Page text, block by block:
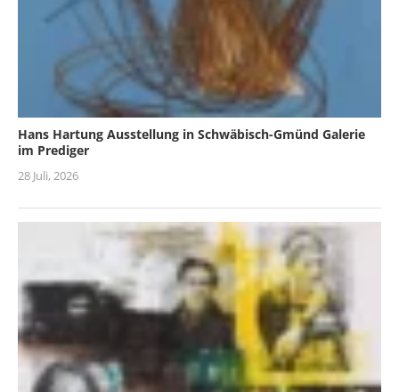
Hans Hartung Ausstellung in Schwäbisch-Gmünd Galerie
im Prediger
28 Juli, 2026